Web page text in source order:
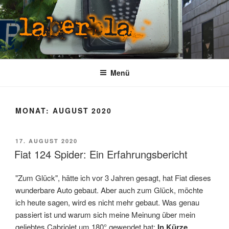
Zum
Inhalt
springen
LABERBLA
laber mal
Menü
MONAT: AUGUST 2020
VERÖFFENTLICHT
AM
17. AUGUST 2020
Fiat 124 Spider: Ein Erfahrungsbericht
"Zum Glück", hätte ich vor 3 Jahren gesagt, hat Fiat dieses
wunderbare Auto gebaut. Aber auch zum Glück, möchte
ich heute sagen, wird es nicht mehr gebaut. Was genau
passiert ist und warum sich meine Meinung über mein
geliebtes Cabriolet um 180° gewendet hat: